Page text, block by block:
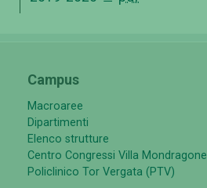
Campus
Macroaree
Dipartimenti
Elenco strutture
Centro Congressi Villa Mondragone
Policlinico Tor Vergata (PTV)